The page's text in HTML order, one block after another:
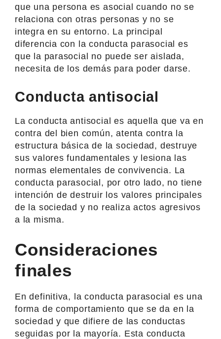
que una persona es asocial cuando no se
relaciona con otras personas y no se
integra en su entorno. La principal
diferencia con la conducta parasocial es
que la parasocial no puede ser aislada,
necesita de los demás para poder darse.
Conducta antisocial
La conducta antisocial es aquella que va en
contra del bien común, atenta contra la
estructura básica de la sociedad, destruye
sus valores fundamentales y lesiona las
normas elementales de convivencia. La
conducta parasocial, por otro lado, no tiene
intención de destruir los valores principales
de la sociedad y no realiza actos agresivos
a la misma.
Consideraciones
finales
En definitiva, la conducta parasocial es una
forma de comportamiento que se da en la
sociedad y que difiere de las conductas
seguidas por la mayoría. Esta conducta